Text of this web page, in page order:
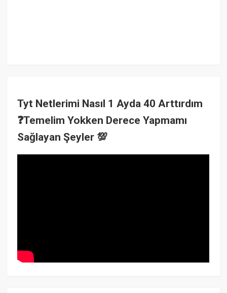
Tyt Netlerimi Nasıl 1 Ayda 40 Arttırdım
❓Temelim Yokken Derece Yapmamı
Sağlayan Şeyler 💯